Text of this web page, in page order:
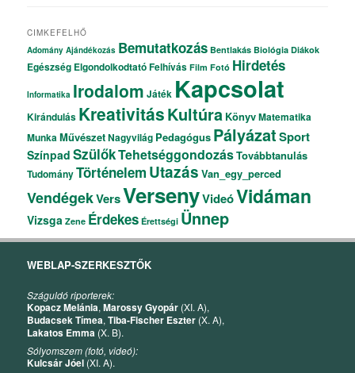
CIMKEFELHŐ
Adomány Ajándékozás Bemutatkozás Bentlakás Biológia Diákok
Egészség ElgondolkodtatóFelhívás Film Fotó Hirdetés
Informatika Irodalom Játék Kapcsolat
Kirándulás KreativitásKultúra KönyvMatematika
MunkaMűvészetNagyvilág Pedagógus PályázatSport
Színpad SzülőkTehetséggondozásTovábbtanulás
TudományTörténelem Utazás Van_egy_perced
VendégekVersVersenyVideóVidáman
Vizsga Zene Érdekes Érettségi Ünnep
WEBLAP-SZERKESZTŐK
Száguldó riporterek:
Kopacz Melánia,Marossy Gyopár (XI. A),
Budacsek Tímea,Tiba-Fischer Eszter (X. A),
Lakatos Emma (X. B).
Sólyomszem (fotó, videó):
Kulcsár Jóel (XI. A).